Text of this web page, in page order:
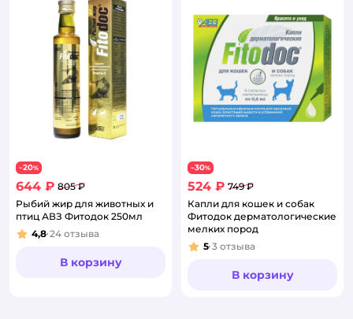
−20%
644 ₽ 805 ₽
Рыбий жир для животных и
птиц АВЗ Фитодок 250мл
Рейтинг:
4,8 24 отзыва
В корзину
−30%
524 ₽ 749 ₽
Капли для кошек и собак
Фитодок дерматологические
мелких пород
Рейтинг:
5 3 отзыва
В корзину